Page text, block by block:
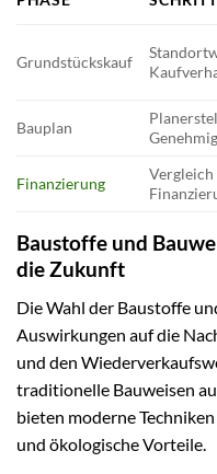
Grundstückskauf
Bauplan
Finanzierung
Vergleich
Baustoffe und
die Zukunft
Die Wahl der Baustoffe
Auswirkungen auf die
und den
traditionelle Bauweisen
bieten moderne
und ökologische Vorteile.